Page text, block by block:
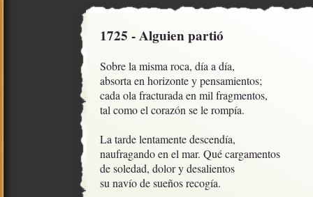
1725 - Alguien partió
Sobre la misma roca, día a día,
absorta en horizonte y pensamientos;
cada ola fracturada en mil fragmentos,
tal como el corazón se le rompía.
La tarde lentamente descendía,
naufragando en el mar. Qué cargamentos
de soledad, dolor y desalientos
su navío de sueños recogía.